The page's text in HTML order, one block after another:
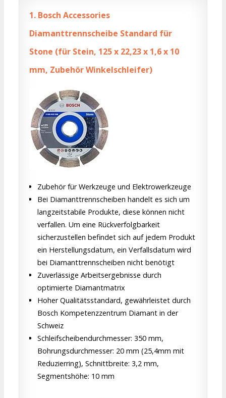
1. Bosch Accessories
Diamanttrennscheibe Standard für
Stone (für Stein, 125 x 22,23 x 1,6 x 10
mm, Zubehör Winkelschleifer)
Zubehör für Werkzeuge und Elektrowerkzeuge
Bei Diamanttrennscheiben handelt es sich um
langzeitstabile Produkte, diese können nicht
verfallen. Um eine Rückverfolgbarkeit
sicherzustellen befindet sich auf jedem Produkt
ein Herstellungsdatum, ein Verfallsdatum wird
bei Diamanttrennscheiben nicht benötigt
Zuverlässige Arbeitsergebnisse durch
optimierte Diamantmatrix
Hoher Qualitätsstandard, gewährleistet durch
Bosch Kompetenzzentrum Diamant in der
Schweiz
Schleifscheibendurchmesser: 350 mm,
Bohrungsdurchmesser: 20 mm (25,4mm mit
Reduzierring), Schnittbreite: 3,2 mm,
Segmentshöhe: 10 mm